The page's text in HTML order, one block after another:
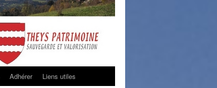
Adhérer Liens utiles